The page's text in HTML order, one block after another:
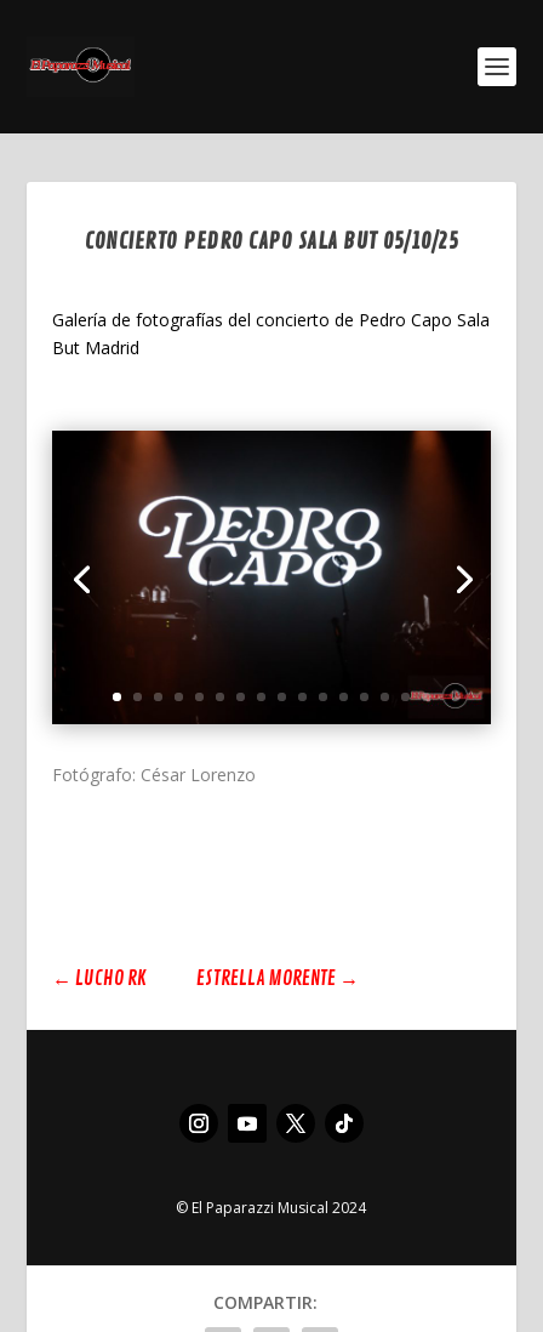
CONCIERTO PEDRO CAPO SALA BUT 05/10/25
Galería de fotografías del concierto de Pedro Capo Sala
But Madrid
Fotógrafo: César Lorenzo
← LUCHO RK ESTRELLA MORENTE→
© El Paparazzi Musical 2024
COMPARTIR: